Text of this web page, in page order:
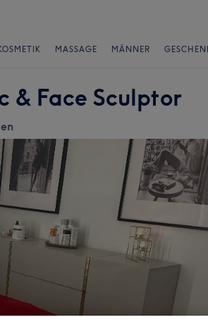
MASSAGE MÄNNER
& Face Sculptor